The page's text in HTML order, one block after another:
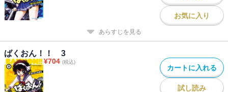
お気に入り
あらすじを見る
ばくおん！！ 3
¥704 (税込)
カートに入れる
試し読み